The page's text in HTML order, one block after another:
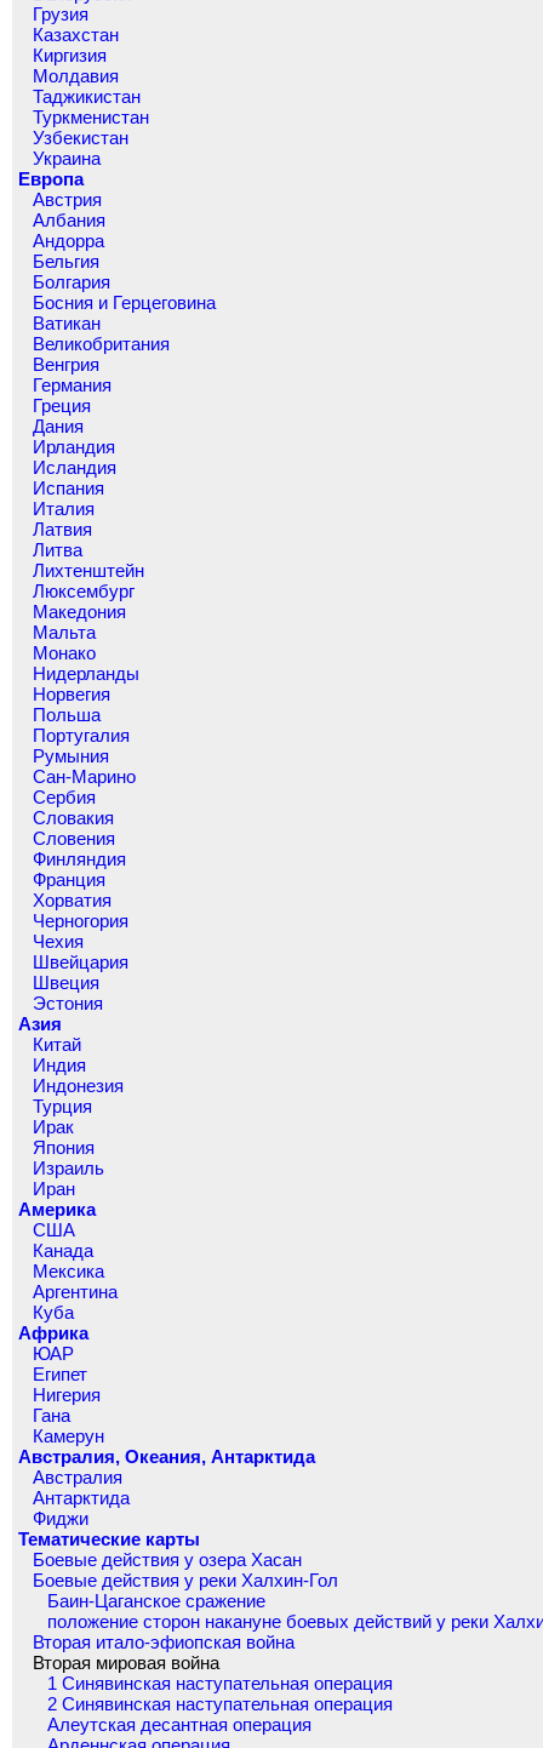
Грузия
Казахстан
Киргизия
Молдавия
Таджикистан
Туркменистан
Узбекистан
Украина
Европа
Австрия
Албания
Андорра
Бельгия
Болгария
Босния и Герцеговина
Ватикан
Великобритания
Венгрия
Германия
Греция
Дания
Ирландия
Исландия
Испания
Италия
Латвия
Литва
Лихтенштейн
Люксембург
Македония
Мальта
Монако
Нидерланды
Норвегия
Польша
Португалия
Румыния
Сан-Марино
Сербия
Словакия
Словения
Финляндия
Франция
Хорватия
Черногория
Чехия
Швейцария
Швеция
Эстония
Азия
Китай
Индия
Индонезия
Турция
Ирак
Япония
Израиль
Иран
Америка
США
Канада
Мексика
Аргентина
Куба
Африка
ЮАР
Египет
Нигерия
Гана
Камерун
Австралия, Океания, Антарктида
Австралия
Антарктида
Фиджи
Тематические карты
Боевые действия у озера Хасан
Боевые действия у реки Халхин-Гол
Баин-Цаганское сражение
положение сторон накануне боевых действий у реки
Вторая итало-эфиопская война
Вторая мировая война
1 Синявинская наступательная операция
2 Синявинская наступательная операция
Алеутская десантная операция